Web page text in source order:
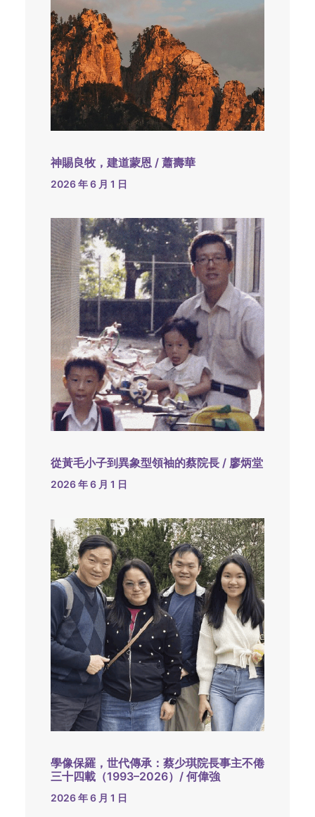
神賜良牧，建道蒙恩 / 蕭壽華
2026 年 6 月 1 日
從黃毛小子到異象型領袖的蔡院長 / 廖炳堂
2026 年 6 月 1 日
學像保羅，世代傳承：蔡少琪院長事主不倦
三十四載（1993–2026）/ 何偉強
2026 年 6 月 1 日